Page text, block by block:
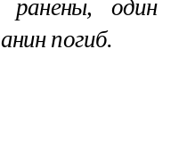
ранены, один
погиб.